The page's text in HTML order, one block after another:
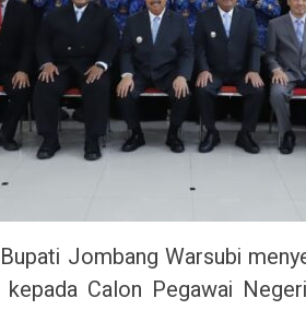
Jombang Warsubi
kepada Calon Pegawai